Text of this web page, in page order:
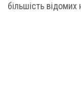
більшість